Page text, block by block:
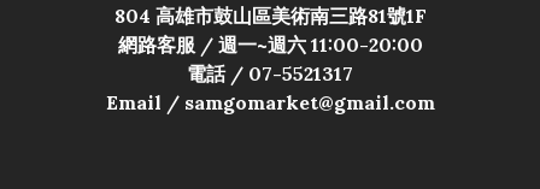
804 高雄市鼓山區美術南三路81號1F
網路客服 / 週一~週六 11:00-20:00
電話 / 07-5521317
Email / samgomarket@gmail.com